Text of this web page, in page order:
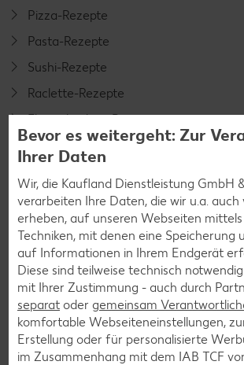
Pizza-Rezepte
Pasta-Rezepte
Sushi-Rezepte
Raclette-Rezepte
Flammkuchen-Rezepte
Frühstücksrezepte
Salat-Rezepte
Spargel-Rezepte
Fleisch-Rezepte
Fisch-Rezepte
Geflügel-Rezepte
Lamm-Rezepte
Grill-Rezepte
Bevor es weitergeht: Zur
Ihrer Daten
Wir, die Kaufland Dienstleistung GmbH
verarbeiten Ihre Daten, die wir u.a.
erheben, auf unseren Webseiten
Techniken, mit denen eine Speicherung
auf Informationen in Ihrem Endgerät
Diese sind teilweise technisch
mit Ihrer Zustimmung - auch durch
separat oder gemeinsam
komfortable Webseiteneinstellungen,
Erstellung oder für personalisierte
im Zusammenhang mit dem IAB TCF